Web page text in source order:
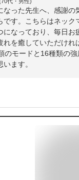
なった先生へ、感謝
です。こちらはネッ
になっており、毎日
れを癒していただけ
のモードと16種類の
ます。